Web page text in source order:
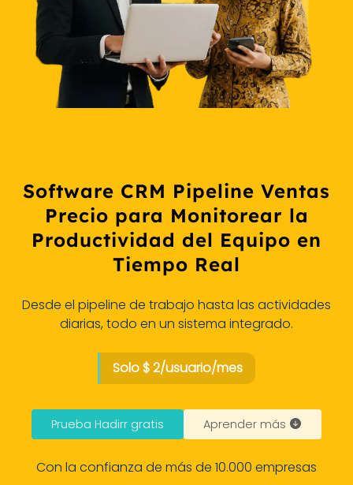
Software CRM Pipeline Ventas
Precio para Monitorear la
Productividad del Equipo en
Tiempo Real
Desde el pipeline de trabajo hasta las actividades
diarias, todo en un sistema integrado.
Solo $ 2/usuario/mes
Prueba Hadirr gratis Aprender más
Con la confianza de más de 10.000 empresas